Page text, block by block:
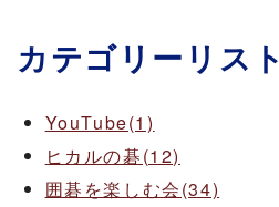
カテゴリーリスト
YouTube(1)
ヒカルの碁(12)
囲碁を楽しむ会(34)